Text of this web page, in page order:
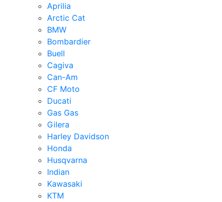
Aprilia
Arctic Cat
BMW
Bombardier
Buell
Cagiva
Can-Am
CF Moto
Ducati
Gas Gas
Gilera
Harley Davidson
Honda
Husqvarna
Indian
Kawasaki
KTM